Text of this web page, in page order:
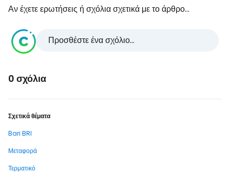
Αν έχετε ερωτήσεις ή σχόλια σχετικά με το άρθρο...
Προσθέστε ένα σχόλιο...
0 σχόλια
Σχετικά θέματα
Bari BRI
Μεταφορά
Τερματικό